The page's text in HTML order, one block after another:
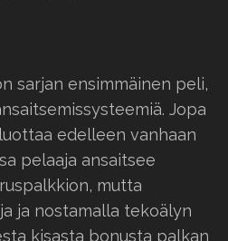
sarjan ensimmäinen peli,
Jopa
edelleen vanhaan
pelaaja ansaitsee
mutta
ja nostamalla tekoälyn
kisasta bonusta palkan